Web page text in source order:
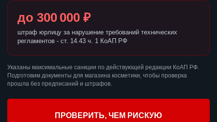
до 300 000 ₽
штраф юрлицу за нарушение требований технических
регламентов - ст. 14.43 ч. 1 КоАП РФ
Указаны максимальные санкции по действующей редакции КоАП РФ.
Подготовим документы для магазина косметики, чтобы проверка
прошла без предписаний и штрафов.
ПРОВЕРИТЬ, ЧЕМ РИСКУЮ